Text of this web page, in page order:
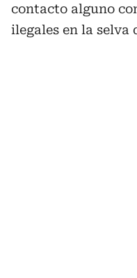
contacto alguno
ilegales en la selva